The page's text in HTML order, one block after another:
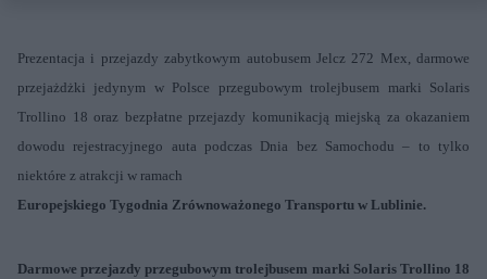
Prezentacja i przejazdy zabytkowym autobusem Jelcz 272 Mex, darmowe
przejażdżki jedynym w Polsce przegubowym trolejbusem marki Solaris
Trollino 18 oraz bezpłatne przejazdy komunikacją miejską za okazaniem
dowodu rejestracyjnego auta podczas Dnia bez Samochodu – to tylko
niektóre z atrakcji w ramach
Europejskiego Tygodnia Zrównoważonego Transportu w Lublinie.
Darmowe przejazdy przegubowym trolejbusem marki Solaris Trollino 18